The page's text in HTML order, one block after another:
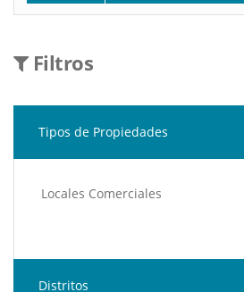
Filtros
Tipos de Propiedades
Locales Comerciales
Distritos